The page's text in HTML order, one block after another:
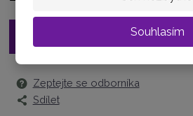
Souhlasím
Vložit do košíku
Zeptejte se odborníka
Sdílet